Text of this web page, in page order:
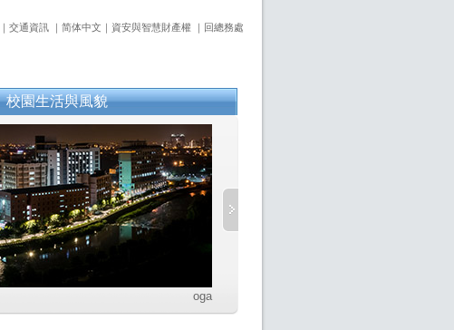
｜ 交通資訊 ｜ 简体中文 ｜ 資安與智慧財產權 ｜ 回總務處
校園生活與風貌
oga